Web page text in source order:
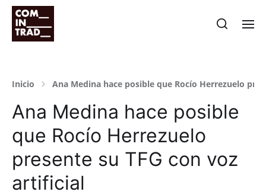
Inicio Ana Medina hace posible que Rocío Herrezuelo
Ana Medina hace posible
que Rocío Herrezuelo
presente su TFG con voz
artificial